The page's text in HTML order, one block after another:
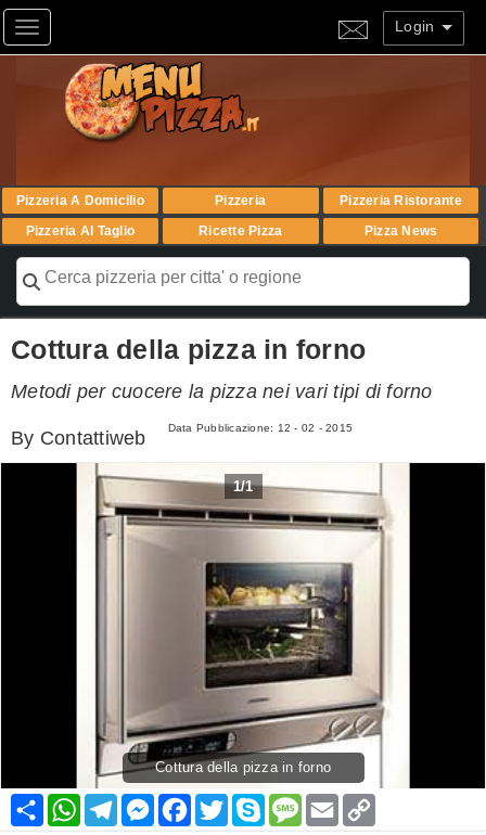
Toggle navigation Login
Pizzeria A Domicilio Pizzeria
Pizzeria Ristorante
Pizzeria Al Taglio
Ricette Pizza Pizza News
Cottura della pizza in forno
Metodi per cuocere la pizza nei vari tipi di forno
By Contattiweb Data Pubblicazione: 12 - 02 - 2015
1/1
Cottura della pizza in forno
Condividi
WhatsApp
TelegramMessenger
Facebook
TwitterSkypeMessage
Email